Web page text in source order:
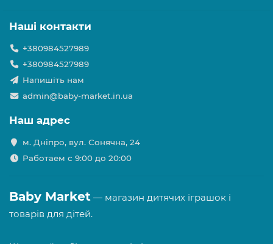
Наші контакти
+380984527989
+380984527989
Напишіть нам
admin@baby-market.in.ua
Наш адрес
м. Дніпро, вул. Сонячна, 24
Работаем с 9:00 до 20:00
Baby Market — магазин дитячих іграшок і
товарів для дітей.